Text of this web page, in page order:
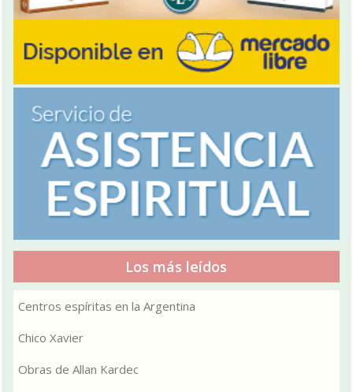
Los más leídos
Centros espíritas en la Argentina
Chico Xavier
Obras de Allan Kardec